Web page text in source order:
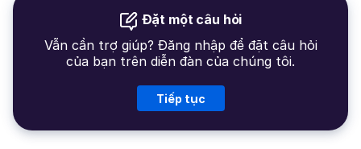
Đặt một câu hỏi
Vẫn cần trợ giúp? Đăng nhập để đặt câu hỏi
của bạn trên diễn đàn của chúng tôi.
Tiếp tục